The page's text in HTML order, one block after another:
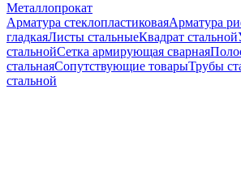
Металлопрокат
Арматура стеклопластиковаяАрматура
гладкаяЛисты стальныеКвадрат стальной
стальнойСетка армирующая сварная
стальнаяСопутствующие товарыТрубы
стальной